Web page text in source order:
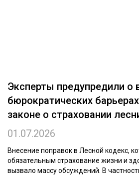
ПРОИЗВОДСТВО ДРЕВЕСНЫХ ПЛИТ
ЦБП
КОМПЛЕКСНАЯ ПЕРЕРАБОТКА
ЛЕСОПИЛЕНИЕ
ДЕРЕВЯННОЕ ДОМОСТРОЕНИЕ
Эксперты предупредили
бюрократических
законе о страховании
01.07.2026
Внесение поправок в Лесной кодекс,
обязательным страхование жизни и
вызвало массу обсуждений. В